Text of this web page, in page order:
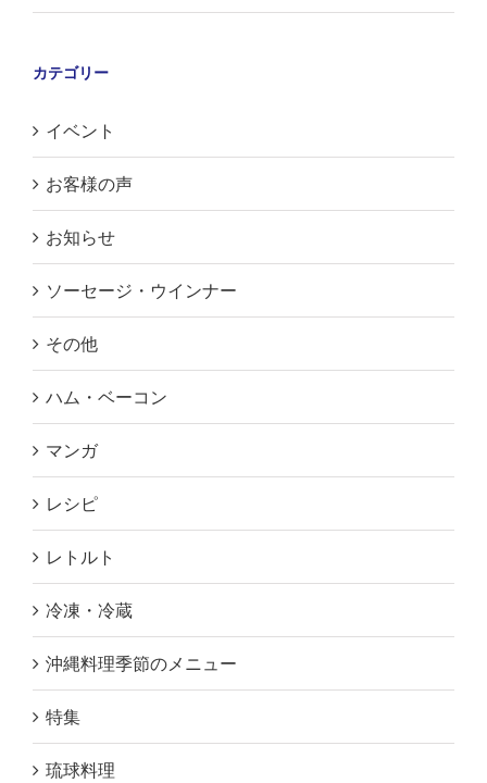
カテゴリー
イベント
お客様の声
お知らせ
ソーセージ・ウインナー
その他
ハム・ベーコン
マンガ
レシピ
レトルト
冷凍・冷蔵
沖縄料理季節のメニュー
特集
琉球料理